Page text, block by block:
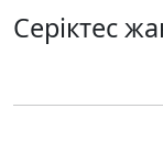
Серіктес